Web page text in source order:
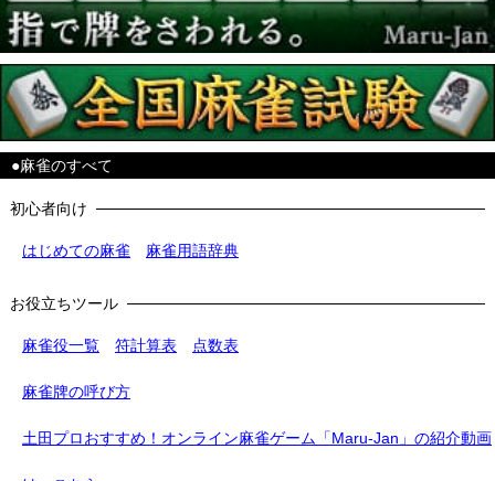
●麻雀のすべて
初心者向け
はじめての麻雀 麻雀用語辞典
お役立ちツール
麻雀役一覧 符計算表 点数表
麻雀牌の呼び方
土田プロおすすめ！オンライン麻雀ゲーム「Maru-Jan」の紹介動画